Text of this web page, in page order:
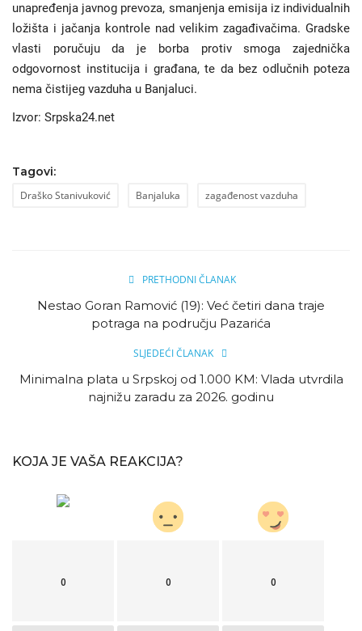
unapređenja javnog prevoza, smanjenja emisija iz individualnih
ložišta i jačanja kontrole nad velikim zagađivačima. Gradske
vlasti poručuju da je borba protiv smoga zajednička
odgovornost institucija i građana, te da bez odlučnih poteza
nema čistijeg vazduha u Banjaluci.
Izvor: Srpska24.net
Tagovi:
Draško Stanivuković Banjaluka zagađenost vazduha
PRETHODNI ČLANAK
Nestao Goran Ramović (19): Već četiri dana traje
potraga na području Pazarića
SLJEDEĆI ČLANAK
Minimalna plata u Srpskoj od 1.000 KM: Vlada utvrdila
najnižu zaradu za 2026. godinu
KOJA JE VAŠA REAKCIJA?
0 0 0